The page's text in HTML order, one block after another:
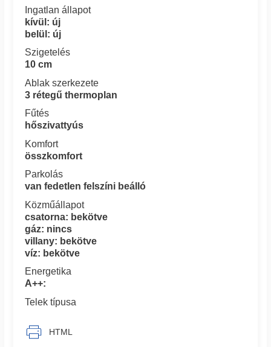
Ingatlan állapot
kívül: új
belül: új
Szigetelés
10 cm
Ablak szerkezete
3 rétegű thermoplan
Fűtés
hőszivattyús
Komfort
összkomfort
Parkolás
van fedetlen felszíni beálló
Közműállapot
csatorna: bekötve
gáz: nincs
villany: bekötve
víz: bekötve
Energetika
A++:
Telek típusa
HTML